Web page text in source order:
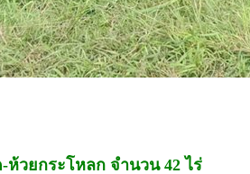
วยกระโหลก จำนวน 42 ไร่